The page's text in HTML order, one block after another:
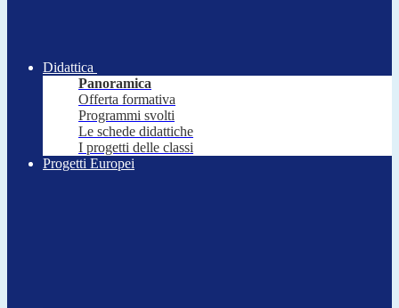
Didattica
Panoramica
Offerta formativa
Programmi svolti
Le schede didattiche
I progetti delle classi
Progetti Europei